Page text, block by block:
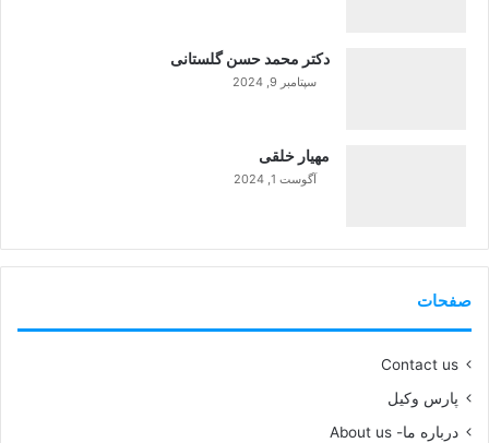
دکتر محمد حسن گلستانی
سپتامبر 9, 2024
مهیار خلقی
آگوست 1, 2024
صفحات
Contact us
پارس وکیل
درباره ما- About us